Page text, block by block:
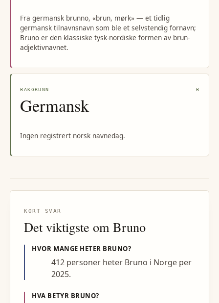
Fra germansk brunno, «brun, mørk» — et tidlig
germansk tilnavnsnavn som ble et selvstendig fornavn;
Bruno er den klassiske tysk-nordiske formen av brun-
adjektivnavnet.
BAKGRUNN B
Germansk
Ingen registrert norsk navnedag.
KORT SVAR
Det viktigste om Bruno
HVOR MANGE HETER BRUNO?
412 personer heter Bruno i Norge per
2025.
HVA BETYR BRUNO?